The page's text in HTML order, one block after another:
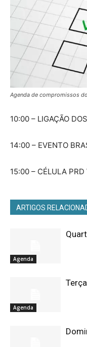
Agenda de compromissos
10:00 – LIGAÇÃO
14:00 – EVENTO
15:00 – CÉLULA PRD
ARTIGOS
Agenda
Agenda